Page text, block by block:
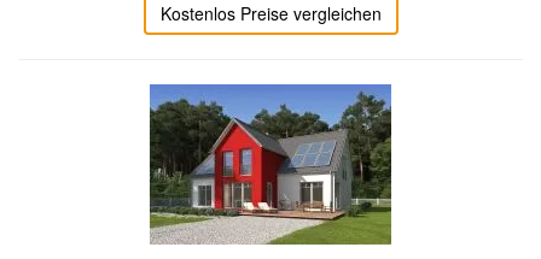
Kostenlos Preise vergleichen